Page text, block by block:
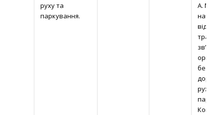
руху та
паркування.
А. М.,
відділу
зв’язку,
руху та